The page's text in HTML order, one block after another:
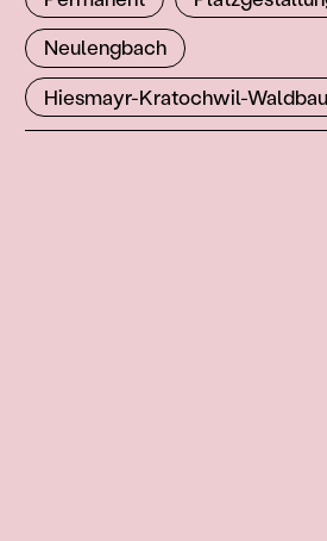
Neulengbach
Hiesmayr-Kratochwil-